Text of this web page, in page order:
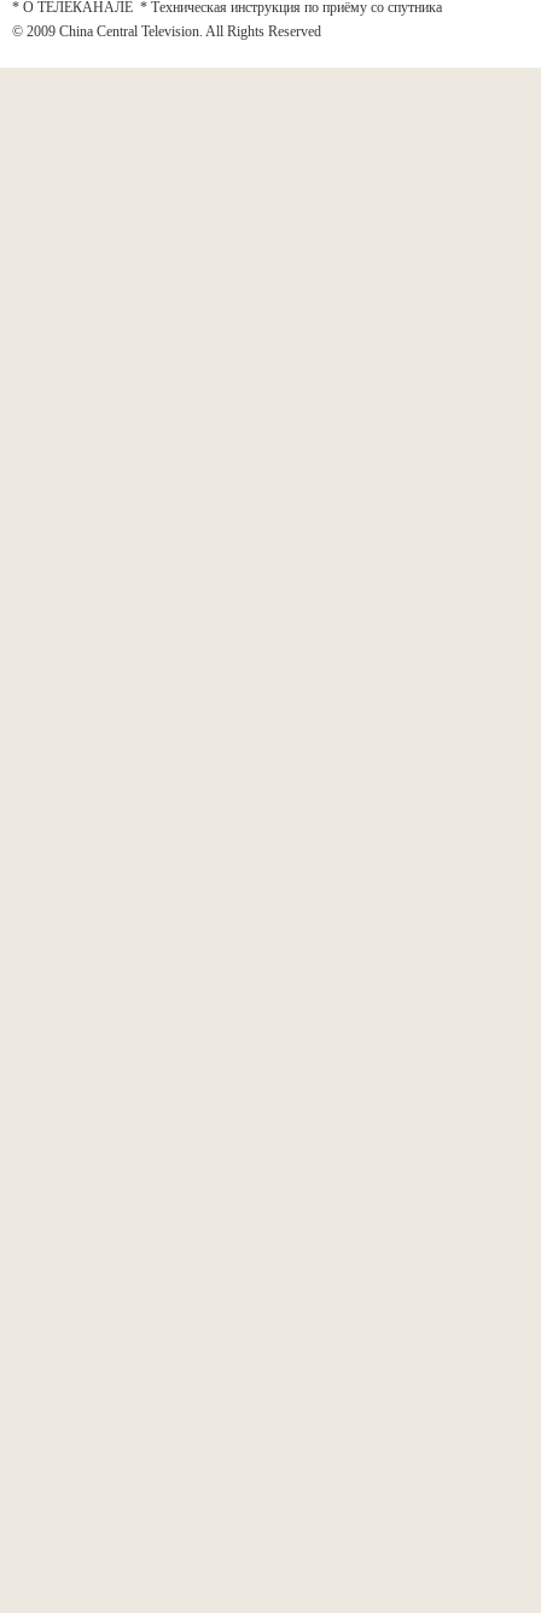
* О ТЕЛЕКАНАЛЕ * Техническая инструкция по приёму со спутника
© 2009 China Central Television. All Rights Reserved